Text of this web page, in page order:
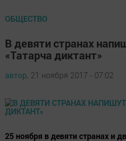
ОБЩЕСТВО
В девяти странах
«Татарча диктант»
автор, 21 ноября 2017 - 07:02
25 ноября в девяти странах и